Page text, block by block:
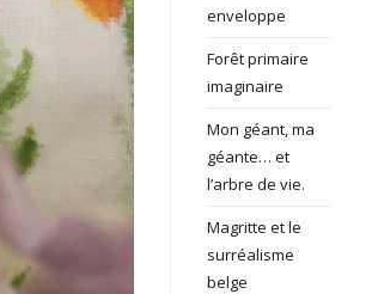
enveloppe
Forêt primaire
imaginaire
Mon géant, ma
géante… et
l’arbre de vie.
Magritte et le
surréalisme
belge